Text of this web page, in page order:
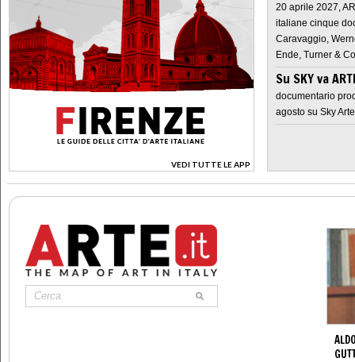
VEDI TUTTE LE APP
>
20 aprile 2027,
italiane cinque
Caravaggio,
Ende, Turner &
Su SKY va
documentario
agosto su Sky Arte